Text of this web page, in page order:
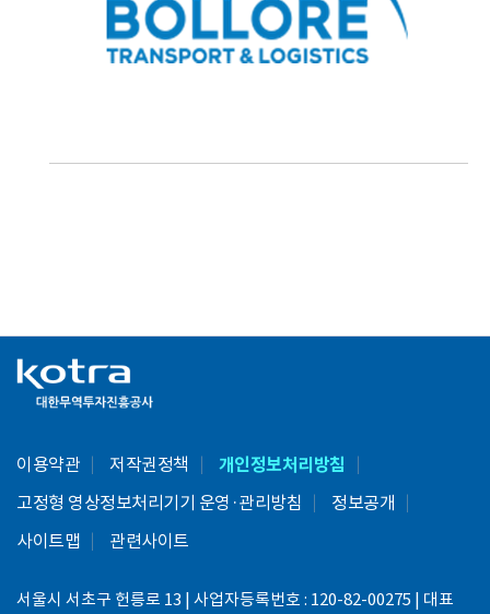
이용약관 저작권정책 개인정보처리방침
고정형 영상정보처리기기 운영·관리방침
정보공개
사이트맵
관련사이트
서울시 서초구 헌릉로 13 | 사업자등록번호 : 120-82-00275 | 대표